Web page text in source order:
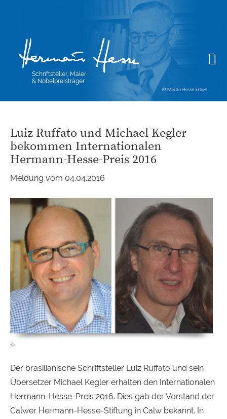
Schriftsteller, Maler
& Nobelpreisträger
Luiz Ruffato und Michael Kegler
bekommen Internationalen
Hermann-Hesse-Preis 2016
Meldung vom 04.04.2016
Der brasilianische Schriftsteller Luiz Ruffato und sein
Übersetzer Michael Kegler erhalten den Internationalen
Hermann-Hesse-Preis 2016. Dies gab der Vorstand der
Calwer Hermann-Hesse-Stiftung in Calw bekannt. In